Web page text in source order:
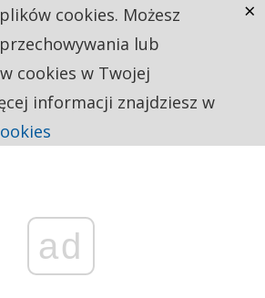
ad
cookies. Możesz
lub
cookies w Twojej
informacji znajdziesz w
×